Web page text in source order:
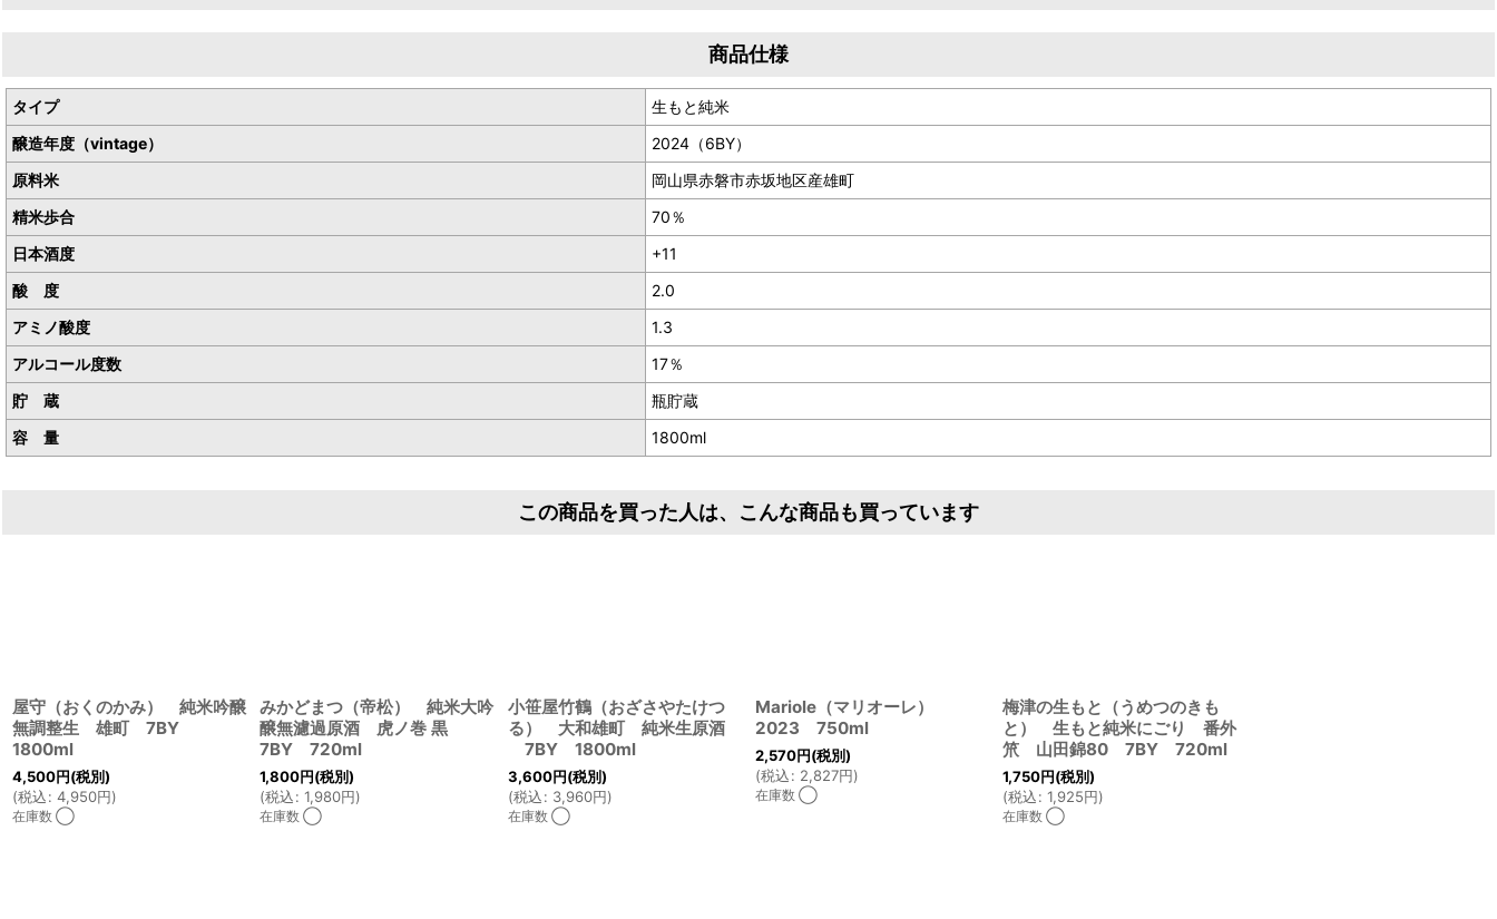
通常は硬水の仕込み水で醸造ですが今回は技術交流企画で
株式会社辻本店の仕込み水（軟水）を使用しての軟水きもと酒母で造られたお酒。
商品仕様
タイプ
生もと純米
醸造年度（vintage）
2024（6BY）
原料米
岡山県赤磐市赤坂地区産雄町
精米歩合
70％
日本酒度
+11
酸 度
2.0
アミノ酸度
1.3
アルコール度数
17％
貯 蔵
瓶貯蔵
容 量
1800ml
この商品を買った人は、こんな商品も買っています
屋守（おくのかみ） 純米吟醸
無調整生 雄町 7BY
1800ml
4,500円(税別)
(税込: 4,950円)
在庫数 ◯
みかどまつ（帝松） 純米大吟
醸無濾過原酒 虎ノ巻 黒
7BY 720ml
1,800円(税別)
(税込: 1,980円)
在庫数 ◯
小笹屋竹鶴（おざさやたけつ
る） 大和雄町 純米生原酒
7BY 1800ml
3,600円(税別)
(税込: 3,960円)
在庫数 ◯
Mariole（マリオーレ）
2023 750ml
2,570円(税別)
(税込: 2,827円)
在庫数 ◯
梅津の生もと（うめつのきも
と） 生もと純米にごり 番外
笊 山田錦80 7BY 720ml
1,750円(税別)
(税込: 1,925円)
在庫数 ◯